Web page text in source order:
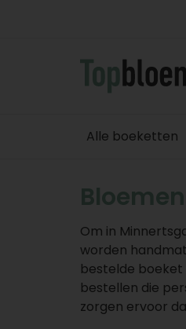
Alle boeketten
Om in
worden
bestelde
bestellen die
zorgen ervoor